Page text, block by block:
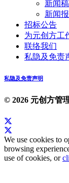
新闻稿
新闻
招标公告
为元创方工
联络我们
私隐及免责
私隐及免责声明
© 2026 元创方管
We use cookies to
browsing
use of cookies, or